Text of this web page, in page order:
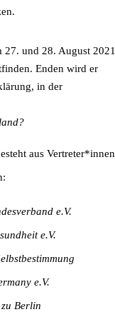
27. und 28. August 2021
Enden wird er
in der
aus Vertreter*innen
e.V.
e.V.
e.V.
Berlin